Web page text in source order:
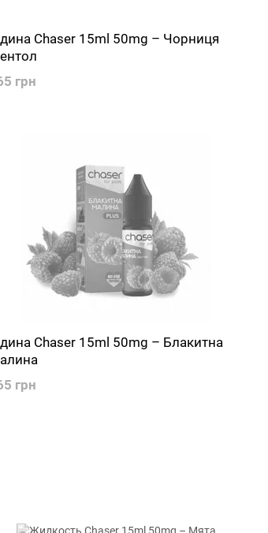
Chaser 15ml 50mg – Чорниця
грн
Chaser 15ml 50mg – Блакитна
грн